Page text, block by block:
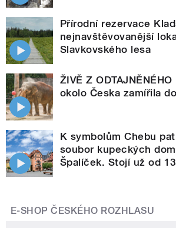
Přírodní rezervace
nejnavštěvovanější
Slavkovského lesa
ŽIVĚ Z
okolo Česka zamířila
K symbolům Chebu
soubor kupeckých
Špalíček. Stojí už od
E-SHOP ČESKÉHO ROZHLASU